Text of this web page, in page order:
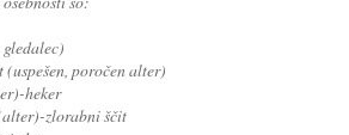
poročen alter)
heker
zlorabni ščit